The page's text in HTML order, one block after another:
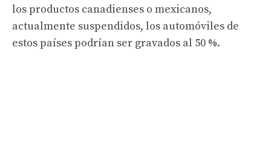
los productos canadienses o mexicanos,
actualmente suspendidos, los automóviles de
estos países podrían ser gravados al 50 %.